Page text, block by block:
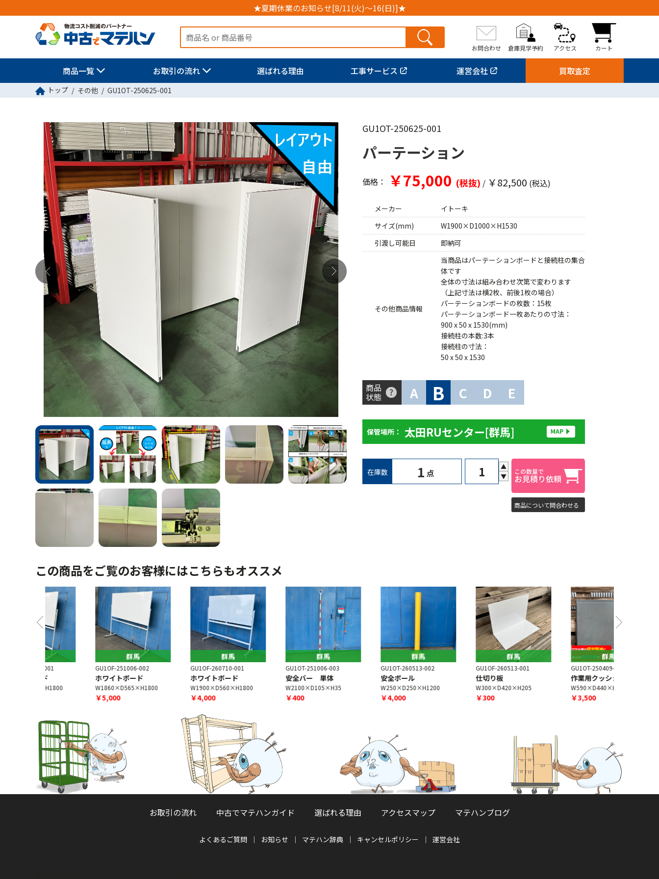
★夏期休業のお知らせ[8/11(火)～16(日)]★
お問合わせ 倉庫見学予約 アクセス カート
商品一覧 お取引の流れ 選ばれる理由 工事サービス 運営会社 買取査定
トップ その他 GU1OT-250625-001
GU1OT-250625-001
パーテーション
価格： ￥75,000 (税抜) / ￥82,500 (税込)
メーカー
イトーキ
サイズ(mm)
W1900×D1000×H1530
引渡し可能日
即納可
その他商品情報
当商品はパーテーションボードと接続柱の集合
体です
全体の寸法は組み合わせ次第で変わります
（上記寸法は横2枚、前後1枚の場合）
パーテーションボードの枚数：15枚
パーテーションボード一枚あたりの寸法：
900 x 50 x 1530(mm)
接続柱の本数:3本
接続柱の寸法：
50 x 50 x 1530
商品
状態 A B C D E
保管場所： 太田RUセンター[群馬]
在庫数 1 点
▲
▼
商品について問合わせる
この商品をご覧のお客様にはこちらもオススメ
GU1OF-251006-002
ホワイトボード
W1860×D565×H1800
GU1OF-260710-001
ホワイトボード
W1900×D560×H1800
群馬
GU1OT-251006-003
安全バー 単体
W2100×D105×H35
GU1OT-260513-002
W250×D250×H1200
GU1OF-260513-001
W300×D420×H205
群馬
GU1OT-250409-003
作業用クッションマット
W590×D440×H10
お取引の流れ 中古でマテハンガイド 選ばれる理由 アクセスマップ マテハンブログ
よくあるご質問 お知らせ マテハン辞典 キャンセルポリシー 運営会社